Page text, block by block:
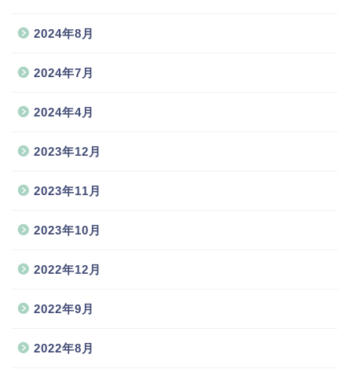
2024年8月
2024年7月
2024年4月
2023年12月
2023年11月
2023年10月
2022年12月
2022年9月
2022年8月